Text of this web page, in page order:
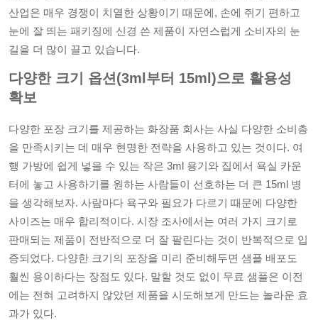
산업은 매우 경쟁이 치열한 상황이기 때문에, 손에 쥐기 편하고
눈에 잘 띄는 패키징에 신경 쓴 제품이 자연스럽게 소비자의 눈
길을 더 많이 끌고 있습니다.
다양한 크기 옵션(3ml부터 15ml)으로 활용성
확보
다양한 포장 크기를 제공하는 화장품 회사는 사실 다양한 소비층
을 만족시키는 데 매우 현명한 전략을 사용하고 있는 것이다. 여
행 가방에 쉽게 넣을 수 있는 작은 3ml 용기와 집에서 욕실 카운
터에 놓고 사용하기를 원하는 사람들이 선호하는 더 큰 15ml 병
을 생각해보자. 사람마다 욕구와 필요가 다르기 때문에 다양한
사이즈는 매우 합리적이다. 시장 조사에서는 여러 가지 크기로
판매되는 제품이 전반적으로 더 잘 팔린다는 것이 반복적으로 입
증되었다. 다양한 크기의 포장을 미리 준비해두면 샘플 배포도
훨씬 용이하다는 장점도 있다. 말할 것도 없이 무료 샘플은 이전
에는 전혀 고려하지 않았던 제품을 시도해보게 만드는 놀라운 효
과가 있다.